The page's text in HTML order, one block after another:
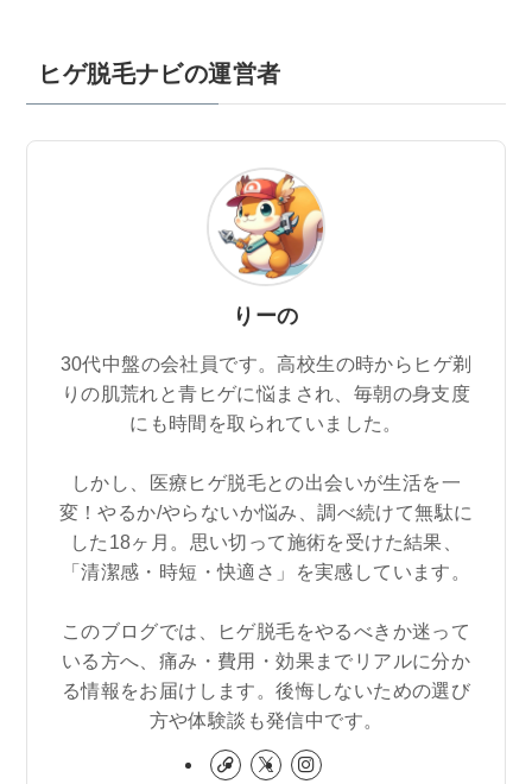
ヒゲ脱毛ナビの運営者
りーの
30代中盤の会社員です。高校生の時からヒゲ剃
りの肌荒れと青ヒゲに悩まされ、毎朝の身支度
にも時間を取られていました。
しかし、医療ヒゲ脱毛との出会いが生活を一
変！やるか/やらないか悩み、調べ続けて無駄に
した18ヶ月。思い切って施術を受けた結果、
「清潔感・時短・快適さ」を実感しています。
このブログでは、ヒゲ脱毛をやるべきか迷って
いる方へ、痛み・費用・効果までリアルに分か
る情報をお届けします。後悔しないための選び
方や体験談も発信中です。